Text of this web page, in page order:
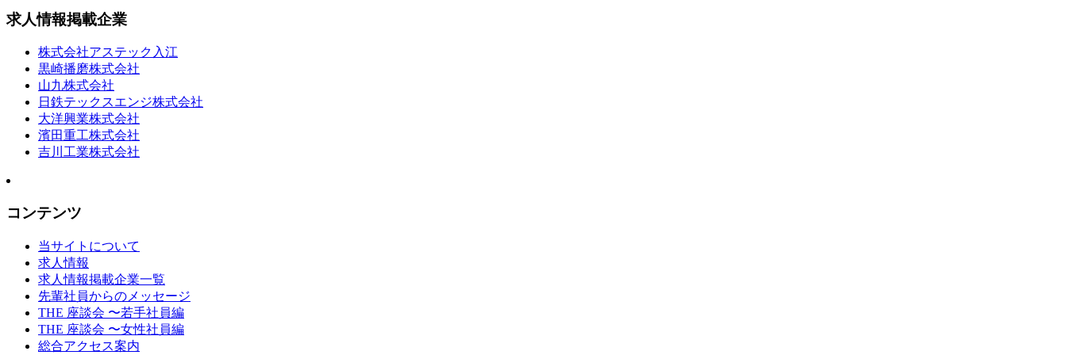
求人情報掲載企業
株式会社アステック入江
黒崎播磨株式会社
山九株式会社
日鉄テックスエンジ株式会社
大洋興業株式会社
濱田重工株式会社
吉川工業株式会社
コンテンツ
当サイトについて
求人情報
求人情報掲載企業一覧
先輩社員からのメッセージ
THE 座談会 〜若手社員編
THE 座談会 〜女性社員編
総合アクセス案内